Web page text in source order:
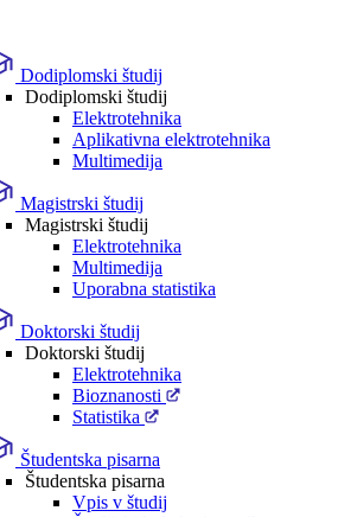
Dodiplomski študij
Dodiplomski študij
Elektrotehnika
Aplikativna elektrotehnika
Multimedija
Magistrski študij
Magistrski študij
Elektrotehnika
Multimedija
Uporabna statistika
Doktorski študij
Doktorski študij
Elektrotehnika
Bioznanosti
Statistika
Študentska pisarna
Študentska pisarna
Vpis v študij